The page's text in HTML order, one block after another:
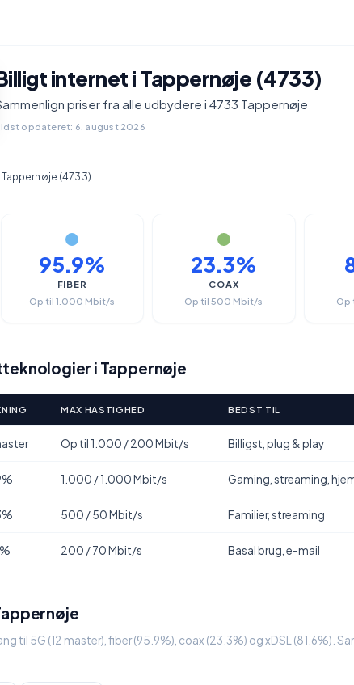
internet i Tappernøje (4733)
priser fra alle udbydere i 4733 Tappernøje
opdateret: 6. august 2026
Tappernøje (4733)
95.9%
FIBER
Op til 1.000 Mbit/s
23.3%
COAX
Op til 500 Mbit/s
Op
i Tappernøje
MAX HASTIGHED BEDST TIL
Op til 1.000 / 200 Mbit/s Billigst, plug & play
1.000 / 1.000 Mbit/s Gaming, streaming,
500 / 50 Mbit/s Familier, streaming
200 / 70 Mbit/s Basal brug, e-mail
til 5G (12 master), fiber (95.9%), coax (23.3%) og xDSL (81.6%).